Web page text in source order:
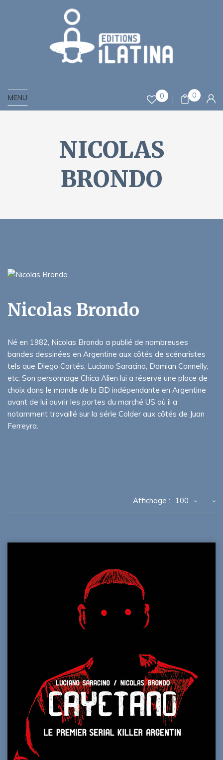
MENU 0 0
NICOLAS
BRONDO
Nicolas Brondo
Né en 1982, Nicolas Brondo a publié de nombreuses
bandes dessinées en Argentine aux côtés de scénaristes
tels que Diego Cortés, Luciano Saracino, Damian Connelly,
etc. Son personnage Chica Alien lui a réservé une place de
choix dans le monde de la BD indépendante en Argentine
avant de lui ouvrir les portes du marché US où il a
notamment travaillé sur la série Colder aux côtés de Juan
Ferreyra.
Affichage : 100